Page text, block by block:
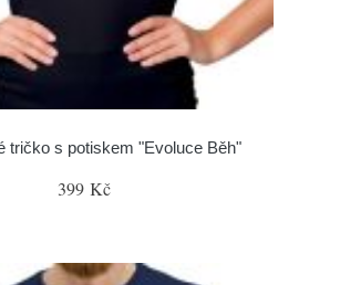
tričko s potiskem "Evoluce Běh"
399 Kč